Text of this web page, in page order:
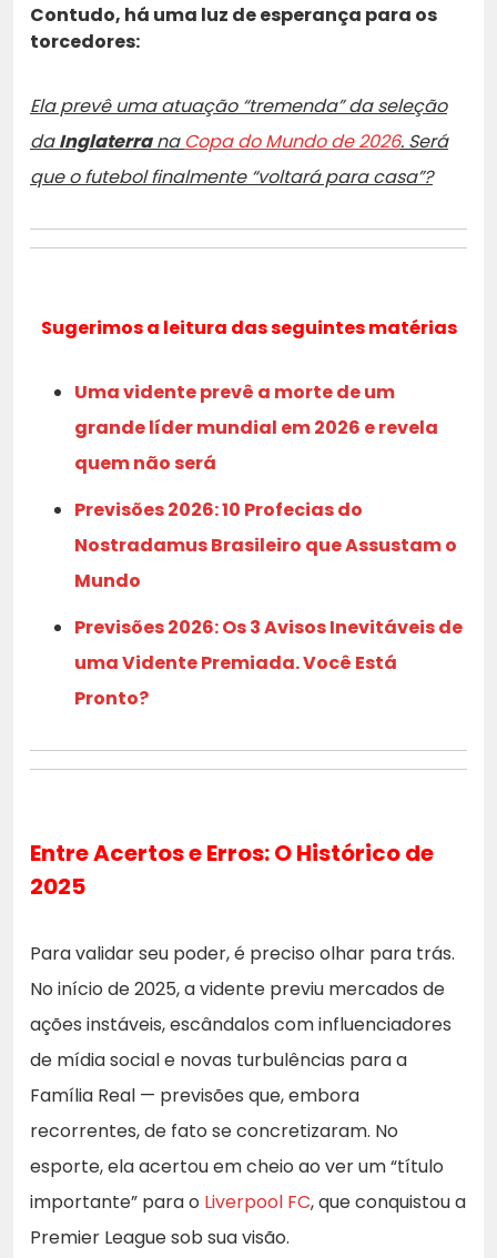
Contudo, há uma luz de esperança para os
torcedores:
Ela prevê uma atuação “tremenda” da seleção
daInglaterrana Copa do Mundo de 2026. Será
que o futebol finalmente “voltará para casa”?
Sugerimos a leitura das seguintes matérias
Uma vidente prevê a morte de um
grande líder mundial em 2026 e revela
quem não será
Previsões 2026: 10 Profecias do
Nostradamus Brasileiro que Assustam o
Mundo
Previsões 2026: Os 3 Avisos Inevitáveis de
uma Vidente Premiada. Você Está
Pronto?
Entre Acertos e Erros: O Histórico de
2025
Para validar seu poder, é preciso olhar para trás.
No início de 2025, a vidente previu mercados de
ações instáveis, escândalos com influenciadores
de mídia social e novas turbulências para a
Família Real — previsões que, embora
recorrentes, de fato se concretizaram. No
esporte, ela acertou em cheio ao ver um “título
importante” para o Liverpool FC, que conquistou a
Premier League sob sua visão.